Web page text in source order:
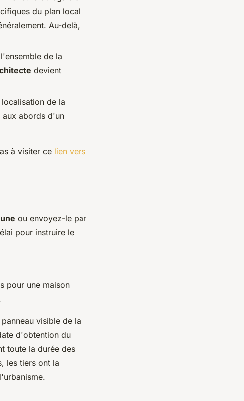
du plan local
Au-delà,
de la
devient
de la
aux abords d'un
à visiter ce lien vers
ou envoyez-le par
pour instruire le
pour une maison
visible de la
d'obtention du
toute la durée des
les tiers ont la